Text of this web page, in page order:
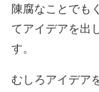
陳腐なことでも
てアイデアを出
す。
むしろアイデア